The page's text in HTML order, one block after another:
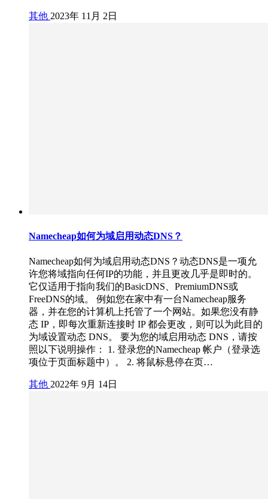
其他 2023年 11月 2日
Namecheap如何为域启用动态DNS？
Namecheap如何为域启用动态DNS？动态DNS是一项允
许您将域指向任何IP的功能，并且更改几乎是即时的。
它仅适用于指向我们的BasicDNS、PremiumDNS或
FreeDNS的域。 例如您在家中有一台Namecheap服务
器，并在您的计算机上托管了一个网站。如果您没有静
态 IP，即每次重新连接时 IP 都会更改，则可以为此目的
为域设置动态 DNS。 要为您的域启用动态 DNS，请按
照以下说明操作： 1. 登录您的Namecheap 帐户（登录选
项位于页面标题中）。 2. 将鼠标悬停在页…
其他 2022年 9月 14日